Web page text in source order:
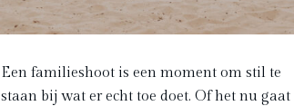
Een familieshoot is een moment om stil te
staan bij wat er echt toe doet. Of het nu gaat